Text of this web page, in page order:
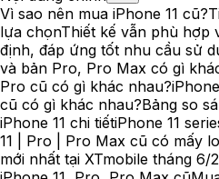
Vì sao nên mua iPhone 11 cũ?
lựa chọnThiết kế vẫn phù hợp
định, đáp ứng tốt nhu cầu sử
và bản Pro, Pro Max có gì
Pro cũ có gì khác nhau?
cũ có gì khác nhau?Bảng so
iPhone 11 chi tiếtiPhone 11
11 | Pro | Pro Max cũ có mấy
mới nhất tại XTmobile tháng 6/